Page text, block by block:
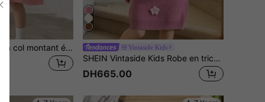
Robe pull en tricot à col montant élégante pour jeunes filles avec volant à l'ourlet et corde torsadée, manches longues, décontractée, mignonne, douce, simple et polyvalente, robe de princesse, convient pour la maison, le port quotidien, l'école, la sortie, la fête, l'automne/l'hiver Vintaside Kids
SHEIN Vintaside Kids Robe en tricot à fleurs faite main pour filles, robe rose mignonne et élégante à manches longues bouffantes, col rond. Robe en tricot pour filles, robe pull pour filles, robe pull à fleurs pour jeune fille, pour l'automne et l'hiver
DH665.00